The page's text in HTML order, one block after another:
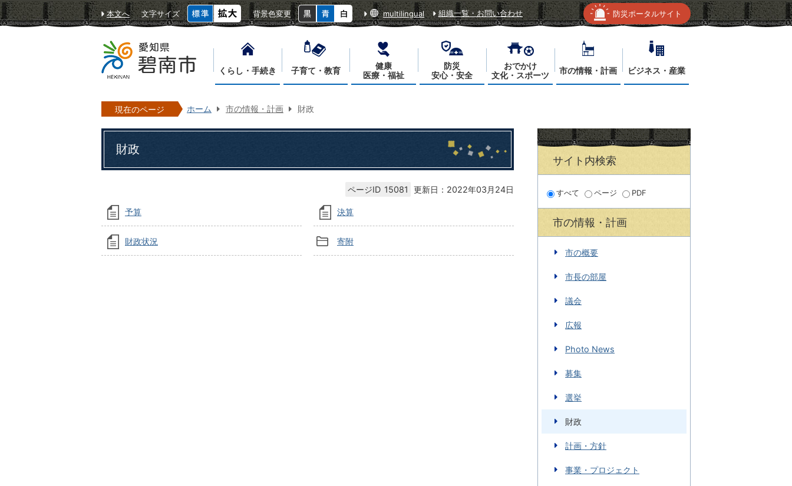
本文へ 文字サイズ 背景色変更 multilingual 組織一覧・お問い合わせ 防災ポータルサイト
くらし・手続き 子育て・教育
健康
医療・福祉
防災
安心・安全
おでかけ
文化・スポーツ
市の情報・計画 ビジネス・産業
現在のページ ホーム 市の情報・計画 財政
財政
ページID 15081 更新日：2022年03月24日
予算 決算
財政状況 寄附
サイト内検索
すべて ページ PDF
市の情報・計画
市の概要
市長の部屋
議会
広報
Photo News
募集
選挙
財政
計画・方針
事業・プロジェクト